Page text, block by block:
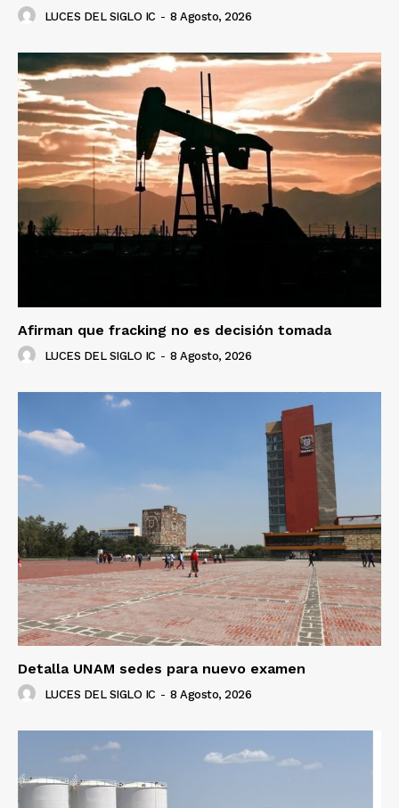
LUCES DEL SIGLO IC - 8 Agosto, 2026
Afirman que fracking no es decisión tomada
LUCES DEL SIGLO IC - 8 Agosto, 2026
Detalla UNAM sedes para nuevo examen
LUCES DEL SIGLO IC - 8 Agosto, 2026